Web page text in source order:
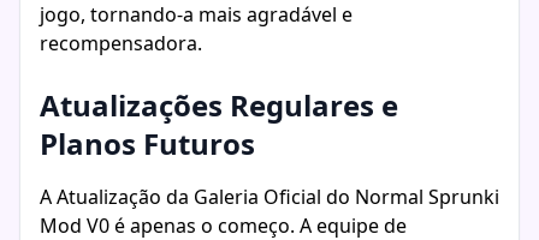
jogo, tornando-a mais agradável e
recompensadora.
Atualizações Regulares e
Planos Futuros
A Atualização da Galeria Oficial do Normal Sprunki
Mod V0 é apenas o começo. A equipe de